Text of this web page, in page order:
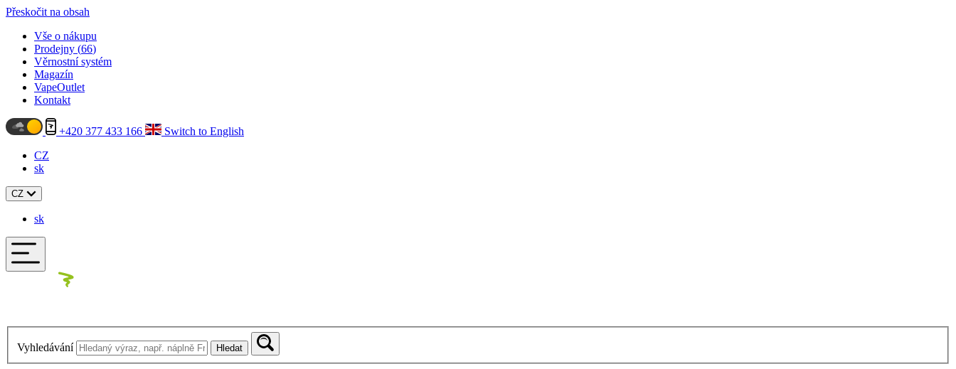
Přeskočit na obsah
Vše o nákupu
Prodejny (66)
Věrnostní systém
Magazín
VapeOutlet
Kontakt
+420 377 433 166
Switch to English
CZ
sk
CZ
sk
Vyhledávání Hledat